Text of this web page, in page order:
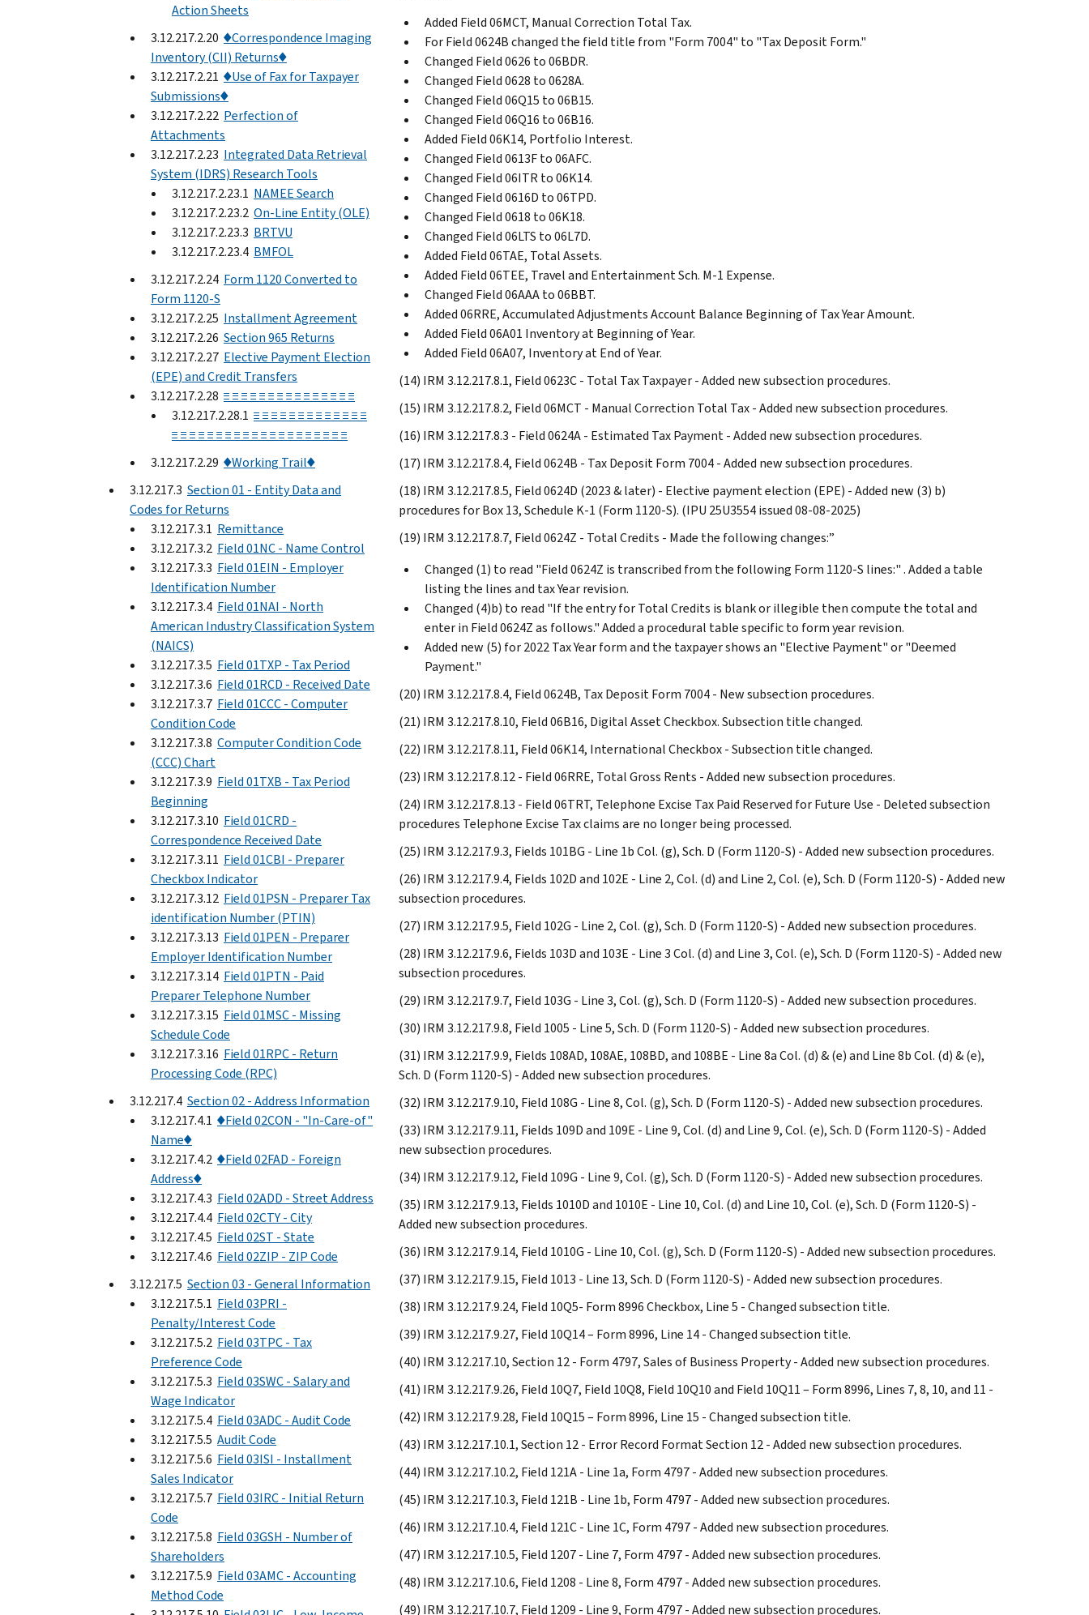
Action Sheets
3.12.217.2.20 ♦Correspondence Imaging
Inventory (CII) Returns♦
3.12.217.2.21 ♦Use of Fax for Taxpayer
Submissions♦
3.12.217.2.22 Perfection of
Attachments
3.12.217.2.23 Integrated Data Retrieval
System (IDRS) Research Tools
3.12.217.2.23.1 NAMEE Search
3.12.217.2.23.2 On-Line Entity (OLE)
3.12.217.2.23.3 BRTVU
3.12.217.2.23.4 BMFOL
3.12.217.2.24 Form 1120 Converted to
Form 1120-S
3.12.217.2.25 Installment Agreement
3.12.217.2.26 Section 965 Returns
3.12.217.2.27 Elective Payment Election
(EPE) and Credit Transfers
3.12.217.2.28 ≡ ≡ ≡ ≡ ≡ ≡ ≡ ≡ ≡ ≡ ≡ ≡ ≡ ≡ ≡
3.12.217.2.28.1 ≡ ≡ ≡ ≡ ≡ ≡ ≡ ≡ ≡ ≡ ≡ ≡ ≡
≡ ≡ ≡ ≡ ≡ ≡ ≡ ≡ ≡ ≡ ≡ ≡ ≡ ≡ ≡ ≡ ≡ ≡ ≡ ≡
3.12.217.2.29 ♦Working Trail♦
3.12.217.3 Section 01 - Entity Data and
Codes for Returns
3.12.217.3.1 Remittance
3.12.217.3.2 Field 01NC - Name Control
3.12.217.3.3 Field 01EIN - Employer
Identification Number
3.12.217.3.4 Field 01NAI - North
American Industry Classification System
(NAICS)
3.12.217.3.5 Field 01TXP - Tax Period
3.12.217.3.6 Field 01RCD - Received Date
3.12.217.3.7 Field 01CCC - Computer
Condition Code
3.12.217.3.8 Computer Condition Code
(CCC) Chart
3.12.217.3.9 Field 01TXB - Tax Period
Beginning
3.12.217.3.10 Field 01CRD -
Correspondence Received Date
3.12.217.3.11 Field 01CBI - Preparer
Checkbox Indicator
3.12.217.3.12 Field 01PSN - Preparer Tax
identification Number (PTIN)
3.12.217.3.13 Field 01PEN - Preparer
Employer Identification Number
3.12.217.3.14 Field 01PTN - Paid
Preparer Telephone Number
3.12.217.3.15 Field 01MSC - Missing
Schedule Code
3.12.217.3.16 Field 01RPC - Return
Processing Code (RPC)
3.12.217.4 Section 02 - Address Information
3.12.217.4.1 ♦Field 02CON - "In-Care-of"
Name♦
3.12.217.4.2 ♦Field 02FAD - Foreign
Address♦
3.12.217.4.3 Field 02ADD - Street Address
3.12.217.4.4 Field 02CTY - City
3.12.217.4.5 Field 02ST - State
3.12.217.4.6 Field 02ZIP - ZIP Code
3.12.217.5 Section 03 - General Information
3.12.217.5.1 Field 03PRI -
Penalty/Interest Code
3.12.217.5.2 Field 03TPC - Tax
Preference Code
3.12.217.5.3 Field 03SWC - Salary and
Wage Indicator
3.12.217.5.4 Field 03ADC - Audit Code
3.12.217.5.5 Audit Code
3.12.217.5.6 Field 03ISI - Installment
Sales Indicator
3.12.217.5.7 Field 03IRC - Initial Return
Code
3.12.217.5.8 Field 03GSH - Number of
Shareholders
3.12.217.5.9 Field 03AMC - Accounting
Method Code
Added Field 06MCT, Manual Correction Total Tax.
For Field 0624B changed the field title from "Form 7004" to "Tax Deposit Form."
Changed Field 0626 to 06BDR.
Changed Field 0628 to 0628A.
Changed Field 06Q15 to 06B15.
Changed Field 06Q16 to 06B16.
Added Field 06K14, Portfolio Interest.
Changed Field 0613F to 06AFC.
Changed Field 06ITR to 06K14.
Changed Field 0616D to 06TPD.
Changed Field 0618 to 06K18.
Changed Field 06LTS to 06L7D.
Added Field 06TAE, Total Assets.
Added Field 06TEE, Travel and Entertainment Sch. M-1 Expense.
Changed Field 06AAA to 06BBT.
Added 06RRE, Accumulated Adjustments Account Balance Beginning of Tax Year Amount.
Added Field 06A01 Inventory at Beginning of Year.
Added Field 06A07, Inventory at End of Year.
(14) IRM 3.12.217.8.1, Field 0623C - Total Tax Taxpayer - Added new subsection procedures.
(15) IRM 3.12.217.8.2, Field 06MCT - Manual Correction Total Tax - Added new subsection procedures.
(16) IRM 3.12.217.8.3 - Field 0624A - Estimated Tax Payment - Added new subsection procedures.
(17) IRM 3.12.217.8.4, Field 0624B - Tax Deposit Form 7004 - Added new subsection procedures.
(18) IRM 3.12.217.8.5, Field 0624D (2023 & later) - Elective payment election (EPE) - Added new (3) b)
procedures for Box 13, Schedule K-1 (Form 1120-S). (IPU 25U3554 issued 08-08-2025)
(19) IRM 3.12.217.8.7, Field 0624Z - Total Credits - Made the following changes:”
Changed (1) to read "Field 0624Z is transcribed from the following Form 1120-S lines:" . Added a table
listing the lines and tax Year revision.
Changed (4)b) to read "If the entry for Total Credits is blank or illegible then compute the total and
enter in Field 0624Z as follows." Added a procedural table specific to form year revision.
Added new (5) for 2022 Tax Year form and the taxpayer shows an "Elective Payment" or "Deemed
Payment."
(20) IRM 3.12.217.8.4, Field 0624B, Tax Deposit Form 7004 - New subsection procedures.
(21) IRM 3.12.217.8.10, Field 06B16, Digital Asset Checkbox. Subsection title changed.
(22) IRM 3.12.217.8.11, Field 06K14, International Checkbox - Subsection title changed.
(23) IRM 3.12.217.8.12 - Field 06RRE, Total Gross Rents - Added new subsection procedures.
(24) IRM 3.12.217.8.13 - Field 06TRT, Telephone Excise Tax Paid Reserved for Future Use - Deleted subsection
procedures Telephone Excise Tax claims are no longer being processed.
(25) IRM 3.12.217.9.3, Fields 101BG - Line 1b Col. (g), Sch. D (Form 1120-S) - Added new subsection procedures.
(26) IRM 3.12.217.9.4, Fields 102D and 102E - Line 2, Col. (d) and Line 2, Col. (e), Sch. D (Form 1120-S) - Added new
subsection procedures.
(27) IRM 3.12.217.9.5, Field 102G - Line 2, Col. (g), Sch. D (Form 1120-S) - Added new subsection procedures.
(28) IRM 3.12.217.9.6, Fields 103D and 103E - Line 3 Col. (d) and Line 3, Col. (e), Sch. D (Form 1120-S) - Added new
subsection procedures.
(29) IRM 3.12.217.9.7, Field 103G - Line 3, Col. (g), Sch. D (Form 1120-S) - Added new subsection procedures.
(30) IRM 3.12.217.9.8, Field 1005 - Line 5, Sch. D (Form 1120-S) - Added new subsection procedures.
(31) IRM 3.12.217.9.9, Fields 108AD, 108AE, 108BD, and 108BE - Line 8a Col. (d) & (e) and Line 8b Col. (d) & (e),
Sch. D (Form 1120-S) - Added new subsection procedures.
(32) IRM 3.12.217.9.10, Field 108G - Line 8, Col. (g), Sch. D (Form 1120-S) - Added new subsection procedures.
(33) IRM 3.12.217.9.11, Fields 109D and 109E - Line 9, Col. (d) and Line 9, Col. (e), Sch. D (Form 1120-S) - Added
new subsection procedures.
(34) IRM 3.12.217.9.12, Field 109G - Line 9, Col. (g), Sch. D (Form 1120-S) - Added new subsection procedures.
(35) IRM 3.12.217.9.13, Fields 1010D and 1010E - Line 10, Col. (d) and Line 10, Col. (e), Sch. D (Form 1120-S) -
Added new subsection procedures.
(36) IRM 3.12.217.9.14, Field 1010G - Line 10, Col. (g), Sch. D (Form 1120-S) - Added new subsection procedures.
(37) IRM 3.12.217.9.15, Field 1013 - Line 13, Sch. D (Form 1120-S) - Added new subsection procedures.
(38) IRM 3.12.217.9.24, Field 10Q5- Form 8996 Checkbox, Line 5 - Changed subsection title.
(39) IRM 3.12.217.9.27, Field 10Q14 – Form 8996, Line 14 - Changed subsection title.
(40) IRM 3.12.217.10, Section 12 - Form 4797, Sales of Business Property - Added new subsection procedures.
(41) IRM 3.12.217.9.26, Field 10Q7, Field 10Q8, Field 10Q10 and Field 10Q11 – Form 8996, Lines 7, 8, 10, and 11 -
(42) IRM 3.12.217.9.28, Field 10Q15 – Form 8996, Line 15 - Changed subsection title.
(43) IRM 3.12.217.10.1, Section 12 - Error Record Format Section 12 - Added new subsection procedures.
(44) IRM 3.12.217.10.2, Field 121A - Line 1a, Form 4797 - Added new subsection procedures.
(45) IRM 3.12.217.10.3, Field 121B - Line 1b, Form 4797 - Added new subsection procedures.
(46) IRM 3.12.217.10.4, Field 121C - Line 1C, Form 4797 - Added new subsection procedures.
(47) IRM 3.12.217.10.5, Field 1207 - Line 7, Form 4797 - Added new subsection procedures.
(48) IRM 3.12.217.10.6, Field 1208 - Line 8, Form 4797 - Added new subsection procedures.
(49) IRM 3.12.217.10.7, Field 1209 - Line 9, Form 4797 - Added new subsection procedures.